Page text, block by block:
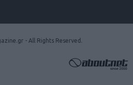
- All Rights Reserved.